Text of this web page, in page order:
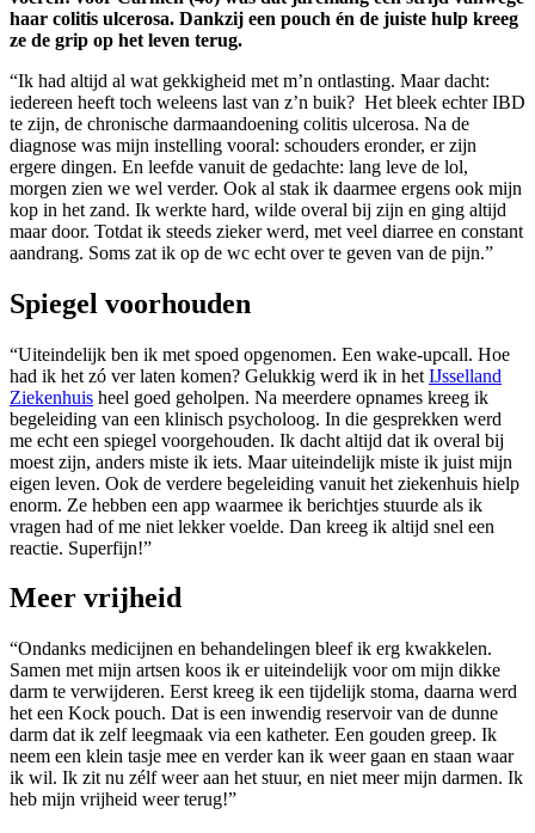
haar colitis ulcerosa. Dankzij een pouch én de juiste hulp kreeg
ze de grip op het leven terug.
“Ik had altijd al wat gekkigheid met m’n ontlasting. Maar dacht:
iedereen heeft toch weleens last van z’n buik? Het bleek echter IBD
te zijn, de chronische darmaandoening colitis ulcerosa. Na de
diagnose was mijn instelling vooral: schouders eronder, er zijn
ergere dingen. En leefde vanuit de gedachte: lang leve de lol,
morgen zien we wel verder. Ook al stak ik daarmee ergens ook mijn
kop in het zand. Ik werkte hard, wilde overal bij zijn en ging altijd
maar door. Totdat ik steeds zieker werd, met veel diarree en constant
aandrang. Soms zat ik op de wc echt over te geven van de pijn.”
Spiegel voorhouden
“Uiteindelijk ben ik met spoed opgenomen. Een wake-upcall. Hoe
had ik het zó ver laten komen? Gelukkig werd ik in het IJsselland
Ziekenhuis heel goed geholpen. Na meerdere opnames kreeg ik
begeleiding van een klinisch psycholoog. In die gesprekken werd
me echt een spiegel voorgehouden. Ik dacht altijd dat ik overal bij
moest zijn, anders miste ik iets. Maar uiteindelijk miste ik juist mijn
eigen leven. Ook de verdere begeleiding vanuit het ziekenhuis hielp
enorm. Ze hebben een app waarmee ik berichtjes stuurde als ik
vragen had of me niet lekker voelde. Dan kreeg ik altijd snel een
reactie. Superfijn!”
Meer vrijheid
“Ondanks medicijnen en behandelingen bleef ik erg kwakkelen.
Samen met mijn artsen koos ik er uiteindelijk voor om mijn dikke
darm te verwijderen. Eerst kreeg ik een tijdelijk stoma, daarna werd
het een Kock pouch. Dat is een inwendig reservoir van de dunne
darm dat ik zelf leegmaak via een katheter. Een gouden greep. Ik
neem een klein tasje mee en verder kan ik weer gaan en staan waar
ik wil. Ik zit nu zélf weer aan het stuur, en niet meer mijn darmen. Ik
heb mijn vrijheid weer terug!”